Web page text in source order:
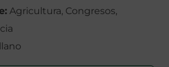
Agricultura, Congresos,